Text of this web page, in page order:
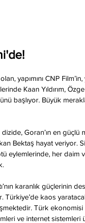
yapımını CNP
Kaan Yıldırım, Özge
başlıyor. Büyük
Goran’ın en güçlü
Bektaş hayat veriyor.
eylemlerinde, her daim
karanlık güçlerinin
Türkiye’de kaos
Türk
ve internet sistemleri